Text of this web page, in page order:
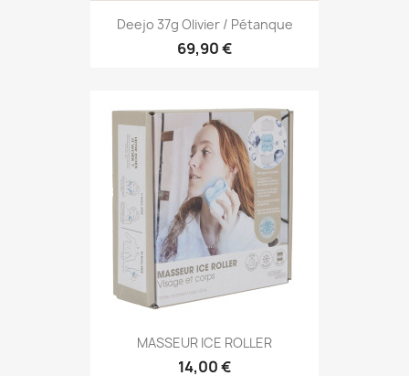
Deejo 37g Olivier / Pétanque
69,90 €
MASSEUR ICE ROLLER
14,00 €